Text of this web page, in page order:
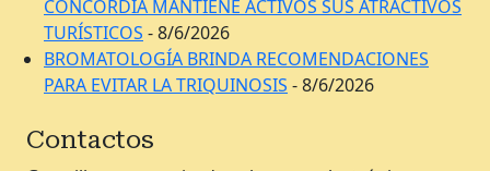
CONCORDIA MANTIENE ACTIVOS SUS ATRACTIVOS
TURÍSTICOS - 8/6/2026
BROMATOLOGÍA BRINDA RECOMENDACIONES
PARA EVITAR LA TRIQUINOSIS - 8/6/2026
Contactos